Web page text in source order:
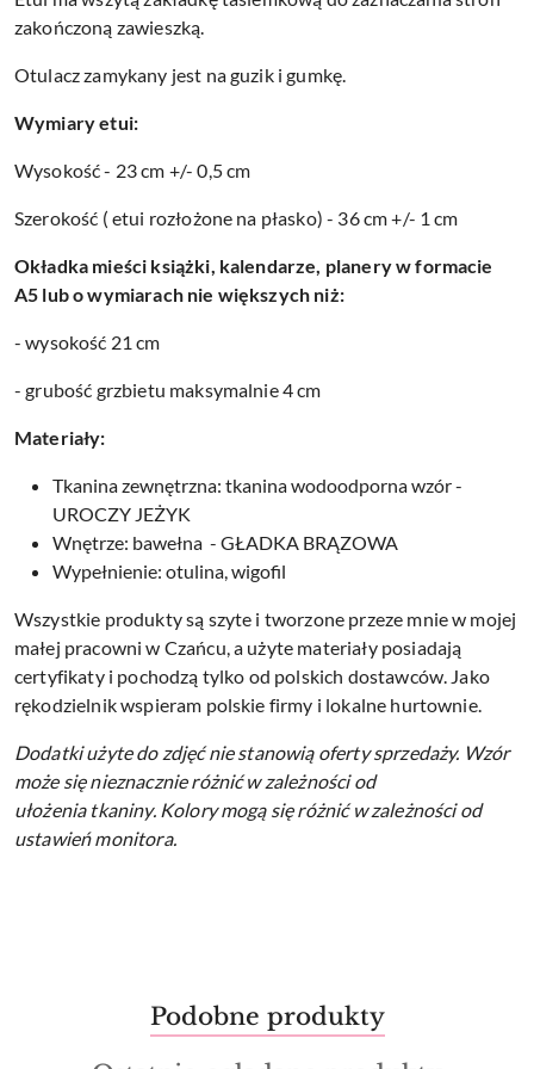
zakończoną zawieszką.
Otulacz zamykany jest na guzik i gumkę.
Wymiary etui:
Wysokość - 23 cm +/- 0,5 cm
Szerokość ( etui rozłożone na płasko) - 36 cm +/- 1 cm
Okładka mieści książki, kalendarze, planery w formacie
A5 lub o wymiarach nie większych niż:
- wysokość 21 cm
- grubość grzbietu maksymalnie 4 cm
Materiały:
Tkanina zewnętrzna: tkanina wodoodporna wzór -
UROCZY JEŻYK
Wnętrze: bawełna - GŁADKA BRĄZOWA
Wypełnienie: otulina, wigofil
Wszystkie produkty są szyte i tworzone przeze mnie w mojej
małej pracowni w Czańcu, a użyte materiały posiadają
certyfikaty i pochodzą tylko od polskich dostawców. Jako
rękodzielnik wspieram polskie firmy i lokalne hurtownie.
Dodatki użyte do zdjęć nie stanowią oferty sprzedaży. Wzór
może się nieznacznie różnić w zależności od
ułożenia tkaniny. Kolory mogą się różnić w zależności od
ustawień monitora.
Pomiń karuzelę produktów
Produkty
o
Podobne produkty